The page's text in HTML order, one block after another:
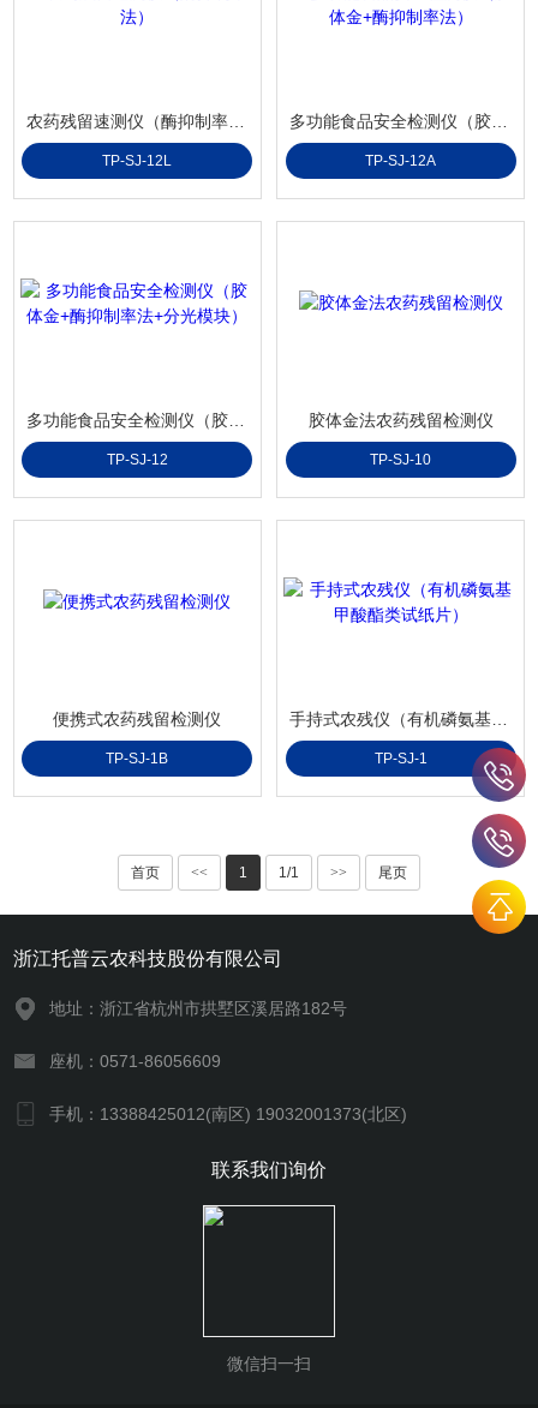
TP-SJ-12L TP-SJ-12A
TP-SJ-12
胶体金法农药残留检测仪
TP-SJ-10
便携式农药残留检测仪
TP-SJ-1B TP-SJ-1
首页 << 1 1/1 >> 尾页
浙江托普云农科技股份有限公司
地址：浙江省杭州市拱墅区溪居路182号
座机：0571-86056609
手机：13388425012(南区) 19032001373(北区)
联系我们询价
微信扫一扫